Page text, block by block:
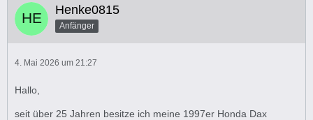
Henke0815
Anfänger
4. Mai 2026 um 21:27
Hallo,
seit über 25 Jahren besitze ich meine 1997er Honda Dax